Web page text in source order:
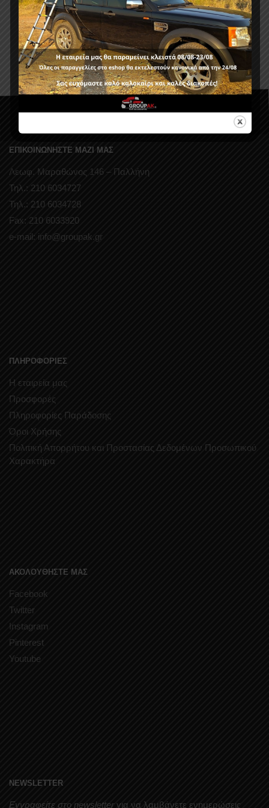
ΕΠΙΚΟΙΝΩΝΗΣΤΕ ΜΑΖΙ ΜΑΣ
Λεωφ. Μαραθώνος 146 – Παλλήνη
Τηλ.: 210 6034727
Τηλ.: 210 6034728
Fax: 210 6033920
e-mail: info@groupak.gr
ΠΛΗΡΟΦΟΡΙΕΣ
Η εταιρεία μας
Προσφορές
Πληροφορίες Παράδοσης
Όροι Χρήσης
Πολιτική Απορρήτου και Προστασίας Δεδομένων Προσωπικού
Χαρακτήρα
ΑΚΟΛΟΥΘΗΣΤΕ ΜΑΣ
Facebook
Twitter
Instagram
Pinterest
Youtube
NEWSLETTER
Εγγραφείτε στο newsletterγια να λαμβάνετε ενημερώσεις